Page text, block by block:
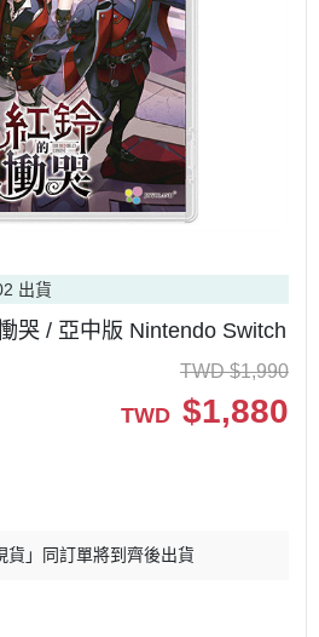
出貨
哭 / 亞中版 Nintendo Switch
TWD $1,990
TWD $1,880
」同訂單將到齊後出貨